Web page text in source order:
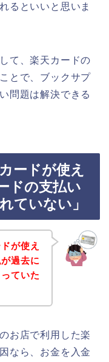
るといいと思いま
て、楽天カードの
とで、ブックサプ
問題は解決できる
ードが使え
ドの支払い
ていない」
が使え
過去に
ていた
お店で利用した楽
なら、お金を入金